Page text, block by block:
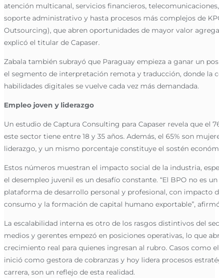
atención multicanal, servicios financieros,
soporte administrativo y hasta procesos más complejos de
Outsourcing), que abren oportunidades de mayor valor
explicó el titular de Capaser.
Zabala también subrayó que Paraguay empieza a ganar un
el segmento de interpretación remota y traducción, donde la
habilidades digitales se vuelve cada vez más demandada.
Empleo joven y liderazgo
Un estudio de Captura Consulting para Capaser revela que el
este sector tiene entre 18 y 35 años. Además, el 65% son
liderazgo, y un mismo porcentaje constituye el sostén
Estos números muestran el impacto social de la industria,
el desempleo juvenil es un desafío constante. “El BPO no es
plataforma de desarrollo personal y profesional, con impacto
consumo y la formación de capital humano exportable”,
La escalabilidad interna es otro de los rasgos distintivos del
medios y gerentes empezó en posiciones operativas, lo que
crecimiento real para quienes ingresan al rubro. Casos como
inició como gestora de cobranzas y hoy lidera procesos
carrera, son un reflejo de esta realidad.